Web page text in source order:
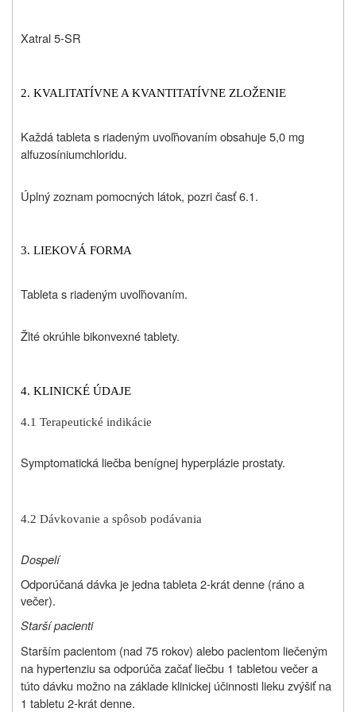
Xatral 5-SR
2. KVALITATÍVNE A KVANTITATÍVNE ZLOŽENIE
Každá tableta s riadeným uvoľňovaním obsahuje 5,0 mg
alfuzosíniumchloridu.
Úplný zoznam pomocných látok, pozri časť 6.1.
3. LIEKOVÁ FORMA
Tableta s riadeným uvoľňovaním.
Žlté okrúhle bikonvexné tablety.
4. KLINICKÉ ÚDAJE
4.1 Terapeutické indikácie
Symptomatická liečba benígnej hyperplázie prostaty.
4.2 Dávkovanie a spôsob podávania
Dospelí
Odporúčaná dávka je jedna tableta 2-krát denne (ráno a
večer).
Starší pacienti
Starším pacientom (nad 75 rokov) alebo pacientom liečeným
na hypertenziu sa odporúča začať liečbu 1 tabletou večer a
túto dávku možno na základe klinickej účinnosti lieku zvýšiť na
1 tabletu 2-krát denne.